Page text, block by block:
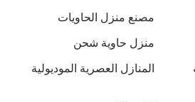
مصنع منزل الحاويات
منزل حاوية شحن
المنازل العصرية الموديولية